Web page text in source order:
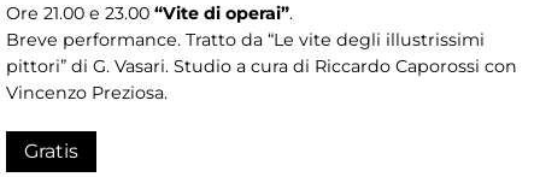
Ore 21.00 e 23.00 “Vite di operai”.
Breve performance. Tratto da “Le vite degli illustrissimi
pittori” di G. Vasari. Studio a cura di Riccardo Caporossi con
Vincenzo Preziosa.
Gratis